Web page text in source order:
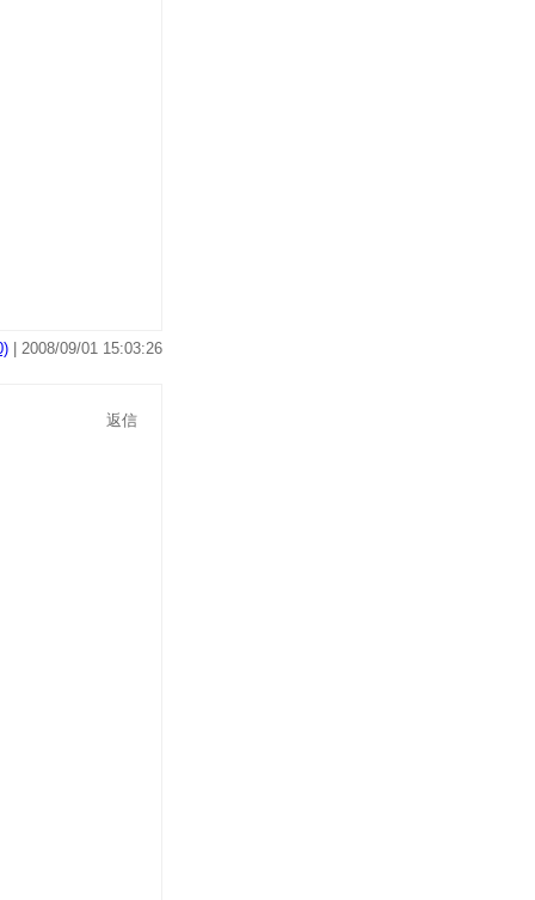
| 2008/09/01 15:03:26
返信